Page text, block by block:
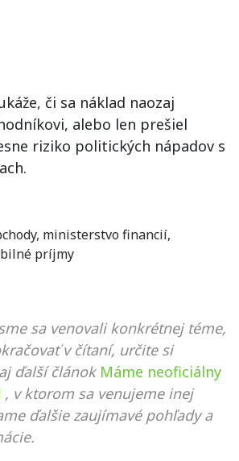
či sa náklad naozaj
alebo len prešiel
riziko politických nápadov s
, ministerstvo financií,
príjmy
sa venovali konkrétnej téme,
v čítaní, určite si
ďalší článok Máme neoficiálny
, v ktorom sa venujeme inej
ďalšie zaujímavé pohľady a